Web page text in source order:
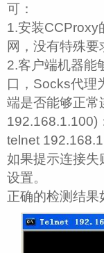
可：
1.安装CCProxy
网，没有特殊要
2.客户端机器能
口，Socks代理
端是否能够正常
192.168.1.100)
telnet
如果提示连接失
设置。
正确的检测结果